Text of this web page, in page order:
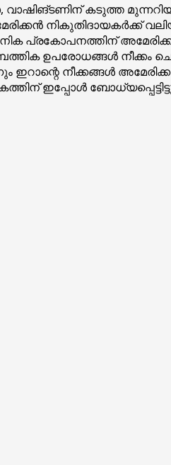
കടുത്ത
നികുതിദായകര്‍ക്ക്
പ്രകോപനത്തിന്
ഉപരോധങ്ങള്‍ നീക്കം
നീക്കങ്ങള്‍
ഇപ്പോള്‍